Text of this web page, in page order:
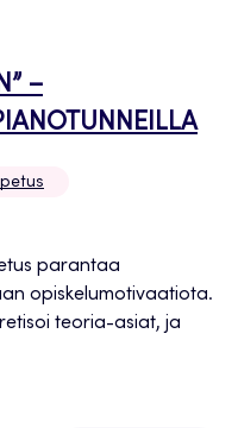
–
parantaa
opiskelumotivaatiota.
teoria-asiat, ja